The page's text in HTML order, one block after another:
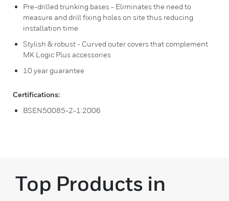
Pre-drilled trunking bases - Eliminates the need to
measure and drill fixing holes on site thus reducing
installation time
Stylish & robust - Curved outer covers that complement
MK Logic Plus accessories
10 year guarantee
Certifications:
BSEN50085-2-1:2006
Top Products in